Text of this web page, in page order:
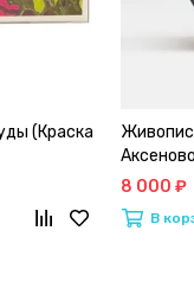
(Краска
8 000 ₽
В